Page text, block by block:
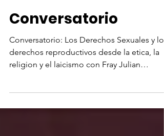
19 mar 2018
Conversatorio
Conversatorio: Los Derechos Sexuales y los
derechos reproductivos desde la etica, la
Cruzalta.